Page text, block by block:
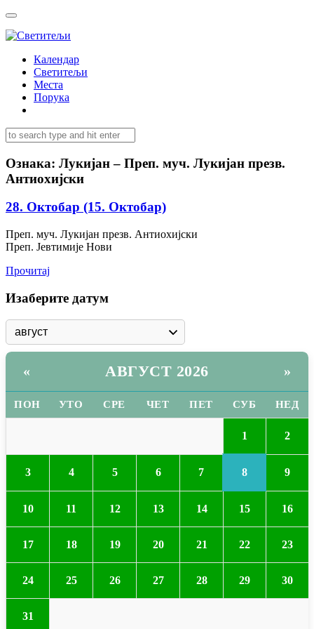
Календар
Светитељи
Места
Порука
Ознака: Лукијан – Преп. муч. Лукијан презв.
Антиохијски
28. Октобар (15. Октобар)
Преп. муч. Лукијан презв. Антиохијски
Преп. Јевтимије Нови
Прочитај
Изаберите датум
« АВГУСТ 2026 »
ПОН УТО СРЕ ЧЕТ ПЕТ СУБ НЕД
1 2
3 4 5 6 7 8 9
10 11 12 13 14 15 16
17 18 19 20 21 22 23
24 25 26 27 28 29 30
31